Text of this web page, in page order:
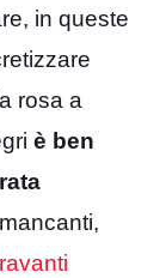
in queste
rosa a
è ben